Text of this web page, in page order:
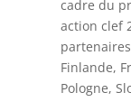
cadre du
action clef
Finlande,
Pologne,